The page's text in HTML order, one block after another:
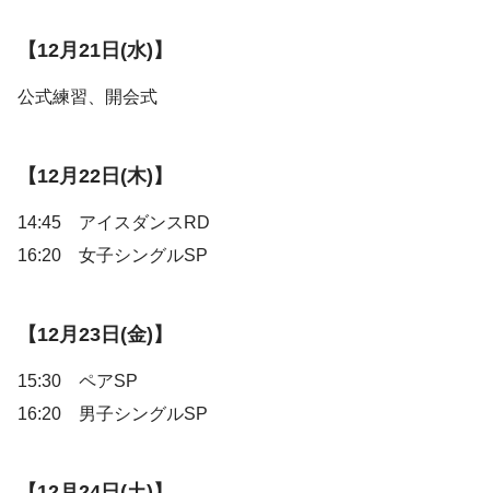
【12月21日(水)】
公式練習、開会式
【12月22日(木)】
14:45 アイスダンスRD
16:20 女子シングルSP
【12月23日(金)】
15:30 ペアSP
16:20 男子シングルSP